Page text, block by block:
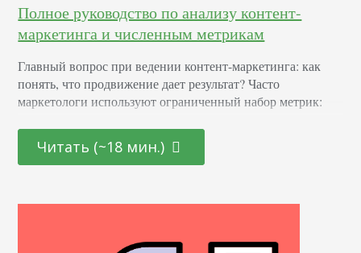
Полное руководство по анализу контент-
маркетинга и численным метрикам
Главный вопрос при ведении контент-маркетинга: как
понять, что продвижение дает результат? Часто
маркетологи используют ограниченный набор метрик:
продажников. Есть лучший путь. Контент-маркетинг
изменился за последние несколько лет. Теперь это —
оценивает эффективность материалов, есть технологии,
Читать (~18 мин.)